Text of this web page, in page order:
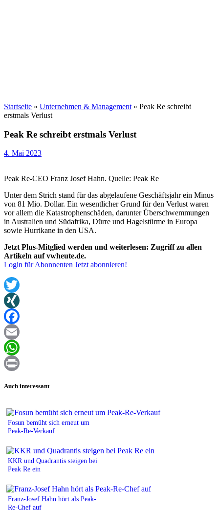
Startseite » Unternehmen & Management » Peak Re schreibt
erstmals Verlust
Peak Re schreibt erstmals Verlust
4. Mai 2023
Peak Re-CEO Franz Josef Hahn. Quelle: Peak Re
Unter dem Strich stand für das abgelaufene Geschäftsjahr ein Minus
von 81 Mio. Dollar. Ein wesentlicher Grund für den Verlust waren
vor allem die Katastrophenschäden, darunter Überschwemmungen
in Australien und Südafrika, Dürre und Hagelstürme in Europa
sowie Hurrikane in den USA.
Jetzt Plus-Mitglied werden und weiterlesen: Zugriff zu allen
Artikeln auf vwheute.de.
Login für Abonnenten Jetzt abonnieren!
Twitter
XING
Facebook
Email
WhatsApp
Auch interessant
Fosun bemüht sich erneut um
Peak-Re-Verkauf
KKR und Quadrantis steigen bei
Peak Re ein
Franz-Josef Hahn hört als Peak-
Re-Chef auf